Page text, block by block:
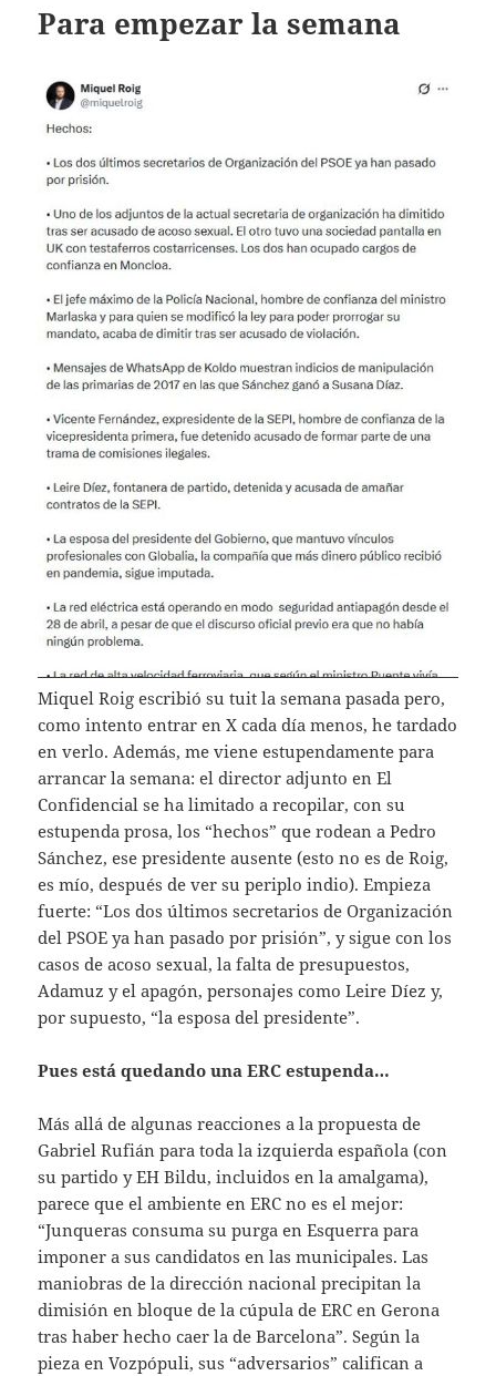
Para empezar la semana
Miquel Roig escribió su tuit la semana pasada pero,
como intento entrar en X cada día menos, he tardado
en verlo. Además, me viene estupendamente para
arrancar la semana: el director adjunto en El
Confidencial se ha limitado a recopilar, con su
estupenda prosa, los “hechos” que rodean a Pedro
Sánchez, ese presidente ausente (esto no es de Roig,
es mío, después de ver su periplo indio). Empieza
fuerte: “Los dos últimos secretarios de Organización
del PSOE ya han pasado por prisión”, y sigue con los
casos de acoso sexual, la falta de presupuestos,
Adamuz y el apagón, personajes como Leire Díez y,
por supuesto, “la esposa del presidente”.
Pues está quedando una ERC estupenda…
Más allá de algunas reacciones a la propuesta de
Gabriel Rufián para toda la izquierda española (con
su partido y EH Bildu, incluidos en la amalgama),
parece que el ambiente en ERC no es el mejor:
“Junqueras consuma su purga en Esquerra para
imponer a sus candidatos en las municipales. Las
maniobras de la dirección nacional precipitan la
dimisión en bloque de la cúpula de ERC en Gerona
tras haber hecho caer la de Barcelona”. Según la
pieza en Vozpópuli, sus “adversarios” califican a